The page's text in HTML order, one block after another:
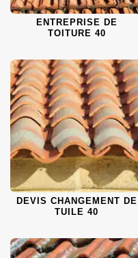
ENTREPRISE DE
TOITURE 40
DEVIS CHANGEMENT DE
TUILE 40